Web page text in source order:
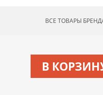
ВСЕ ТОВАРЫ
В